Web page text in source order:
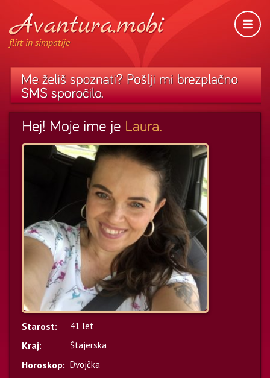
flirt in simpatije
Starost: 41 let
Kraj: Štajerska
Horoskop: Dvojčka